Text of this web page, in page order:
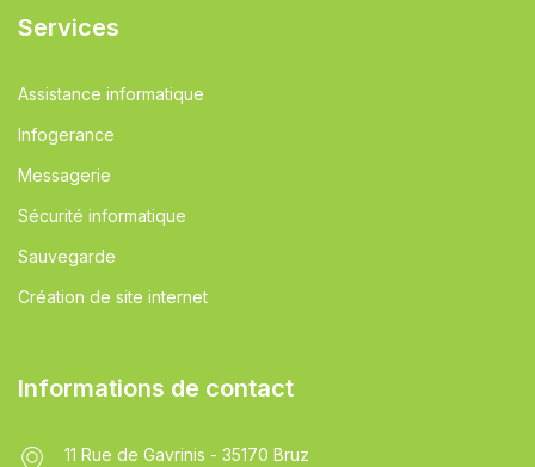
Services
Assistance informatique
Infogerance
Messagerie
Sécurité informatique
Sauvegarde
Création de site internet
Informations de contact
11 Rue de Gavrinis - 35170 Bruz